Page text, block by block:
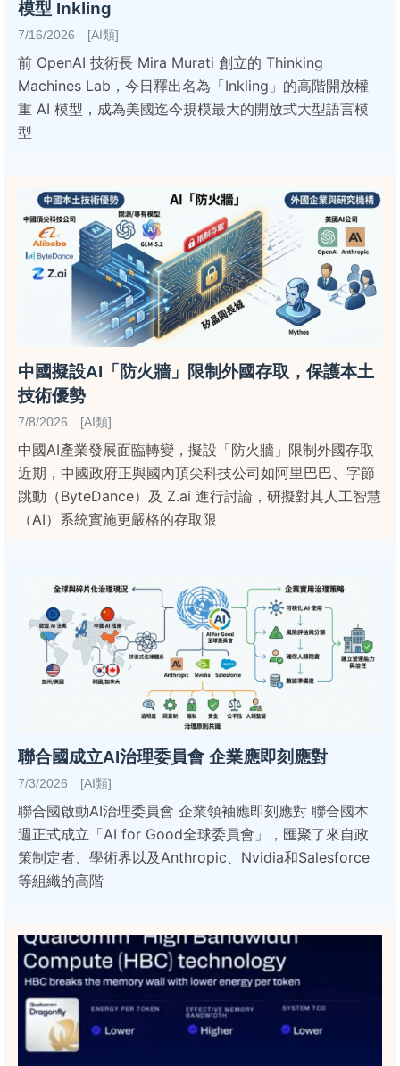
模型 Inkling
7/16/2026 [AI類]
前 OpenAI 技術長 Mira Murati 創立的 Thinking
Machines Lab，今日釋出名為「Inkling」的高階開放權
重 AI 模型，成為美國迄今規模最大的開放式大型語言模
型
中國擬設AI「防火牆」限制外國存取，保護本土
技術優勢
7/8/2026 [AI類]
中國AI產業發展面臨轉變，擬設「防火牆」限制外國存取
近期，中國政府正與國內頂尖科技公司如阿里巴巴、字節
跳動（ByteDance）及 Z.ai 進行討論，研擬對其人工智慧
（AI）系統實施更嚴格的存取限
聯合國成立AI治理委員會 企業應即刻應對
7/3/2026 [AI類]
聯合國啟動AI治理委員會 企業領袖應即刻應對 聯合國本
週正式成立「AI for Good全球委員會」，匯聚了來自政
策制定者、學術界以及Anthropic、Nvidia和Salesforce
等組織的高階